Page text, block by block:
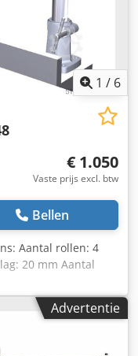
1 / 6
€ 1.050
Vaste prijs excl. btw
Bellen
Aantal rollen: 4
20 mm Aantal
5,5-6,5-11-13-16,5-
145 mm Afstand
1400/
Iz N Rjfx
Advertentie